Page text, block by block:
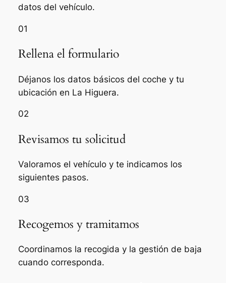
datos del vehículo.
01
Rellena el formulario
Déjanos los datos básicos del coche y tu
ubicación en La Higuera.
02
Revisamos tu solicitud
Valoramos el vehículo y te indicamos los
siguientes pasos.
03
Recogemos y tramitamos
Coordinamos la recogida y la gestión de baja
cuando corresponda.